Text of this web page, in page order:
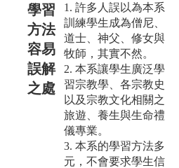
學習
方法
容易
誤解
之處
1. 許多人誤以為本系
訓練學生成為僧尼、
道士、神父、修女與
牧師，其實不然。
2. 本系讓學生廣泛學
習宗教學、各宗教史
以及宗教文化相關之
旅遊、養生與生命禮
儀專業。
3. 本系的學習方法多
元，不會要求學生信